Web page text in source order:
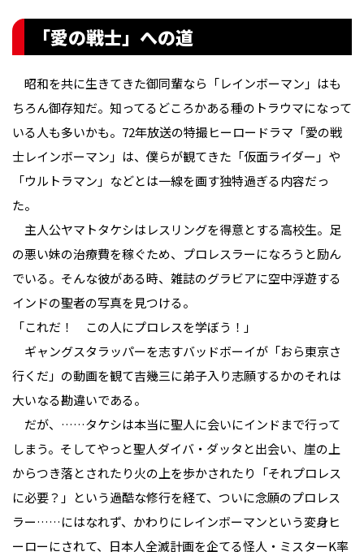
「愛の戦士」への道
昭和を共に生きてきた御同輩なら「レインボーマン」はも
ちろん御存知だ。知ってるどころかある種のトラウマになって
いる人も多いかも。72年放送の特撮ヒーロードラマ「愛の戦
士レインボーマン」は、僕らが観てきた「仮面ライダー」や
「ウルトラマン」などとは一線を画す独特過ぎる内容だっ
た。
主人公ヤマトタケシはレスリングを得意とする高校生。足
の悪い妹の治療費を稼ぐため、プロレスラーになろうと励ん
でいる。そんな彼がある時、雑誌のグラビアに空中浮遊する
インドの聖者の写真を見つける。
「これだ！ この人にプロレスを学ぼう！」
ギャングスタラッパーを志すバッドボーイが「おら東京さ
行くだ」の動画を観て吉幾三に弟子入り志願するかのそれは
大いなる勘違いである。
だが、……タケシは本当に聖人に会いにインドまで行って
しまう。そしてやっと聖人ダイバ・ダッタと出会い、崖の上
からつき落とされたり火の上を歩かされたり「それプロレス
に必要？」という過酷な修行を経て、ついに念願のプロレス
ラー……にはなれず、かわりにレインボーマンという変身ヒ
ーローにされて、日本人全滅計画を企てる怪人・ミスターK率